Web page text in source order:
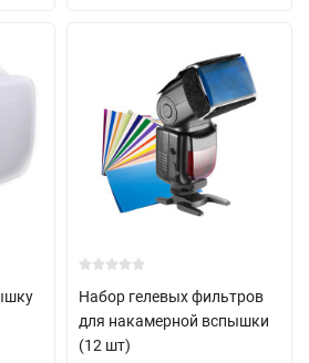
Набор гелевых фильтров
для накамерной вспышки
(12 шт)